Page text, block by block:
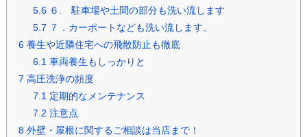
5.6６. 駐車場や土間の部分も洗い流します
5.7 ７．カーポートなども洗い流します。
6養生や近隣住宅への飛散防止も徹底
6.1 車両養生もしっかりと
7 高圧洗浄の頻度
7.1 定期的なメンテナンス
7.2 注意点
8外壁・屋根に関するご相談は当店まで！